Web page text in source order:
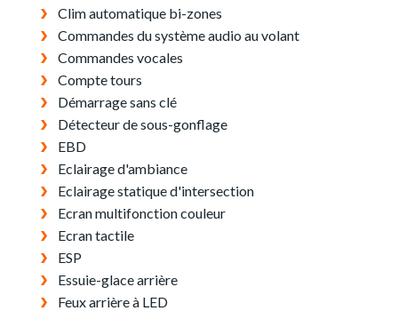
Clim automatique bi-zones
Commandes du système audio au volant
Commandes vocales
Compte tours
Démarrage sans clé
Détecteur de sous-gonflage
EBD
Eclairage d'ambiance
Eclairage statique d'intersection
Ecran multifonction couleur
Ecran tactile
ESP
Essuie-glace arrière
Feux arrière à LED